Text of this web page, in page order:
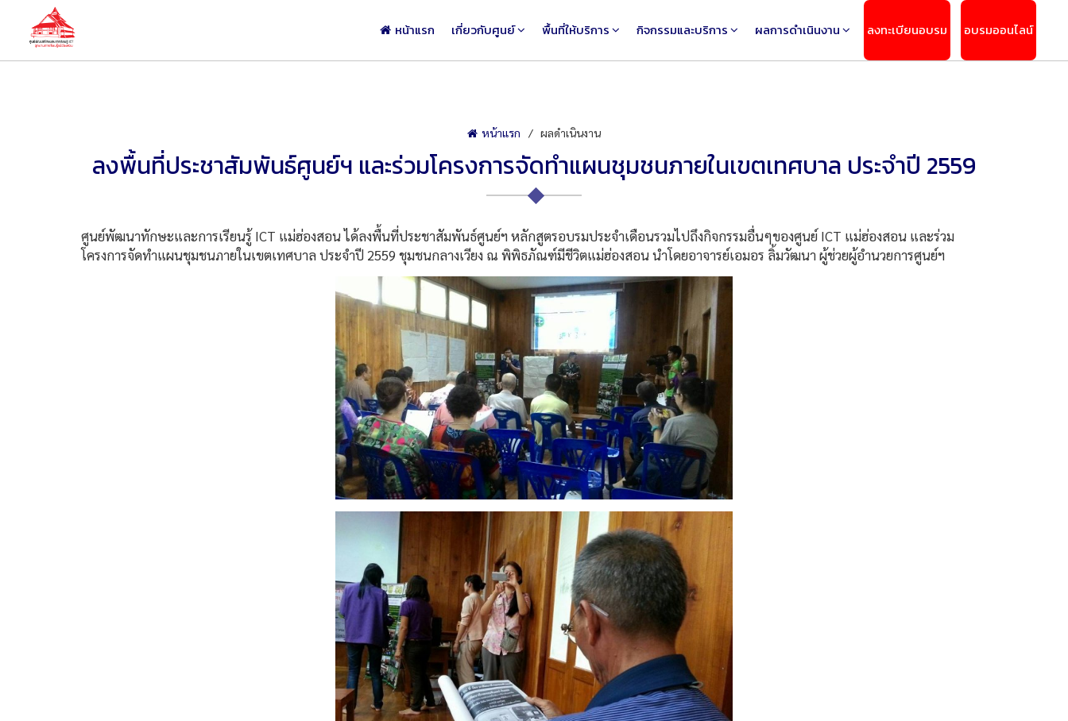
หน้าแรก เกี่ยวกับศูนย์ พื้นที่ให้บริการ กิจกรรมและบริการ ผลการดำเนินงาน ลงทะเบียนอบรม อบรมออนไลน์
หน้าแรก ผลดำเนินงาน
ลงพื้นที่ประชาสัมพันธ์ศูนย์ฯ และร่วมโครงการจัดทำแผนชุมชนภายในเขตเทศบาล ประจำปี 2559
ศูนย์พัฒนาทักษะและการเรียนรู้ ICT แม่ฮ่องสอน ได้ลงพื้นที่ประชาสัมพันธ์ศูนย์ฯ หลักสูตรอบรมประจำเดือนรวมไปถึงกิจกรรมอื่นๆของศูนย์ ICT แม่ฮ่องสอน และร่วม
โครงการจัดทำแผนชุมชนภายในเขตเทศบาล ประจำปี 2559 ชุมชนกลางเวียง ณ พิพิธภัณฑ์มีชีวิตแม่ฮ่องสอน นำโดยอาจารย์เอมอร ลิ้มวัฒนา ผู้ช่วยผู้อำนวยการศูนย์ฯ